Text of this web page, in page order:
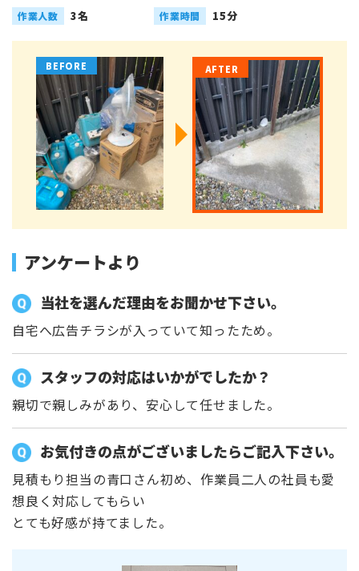
作業人数 3名 作業時間 15分
アンケートより
当社を選んだ理由をお聞かせ下さい。
自宅へ広告チラシが入っていて知ったため。
スタッフの対応はいかがでしたか？
親切で親しみがあり、安心して任せました。
お気付きの点がございましたらご記入下さい。
見積もり担当の青口さん初め、作業員二人の社員も愛
想良く対応してもらい
とても好感が持てました。